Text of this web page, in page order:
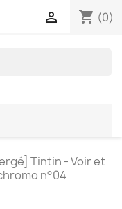
shopping_cart (0)

Tintin - Voir et
n°04